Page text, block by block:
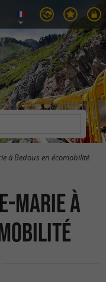
à Bedous en écomobilité
Marie à